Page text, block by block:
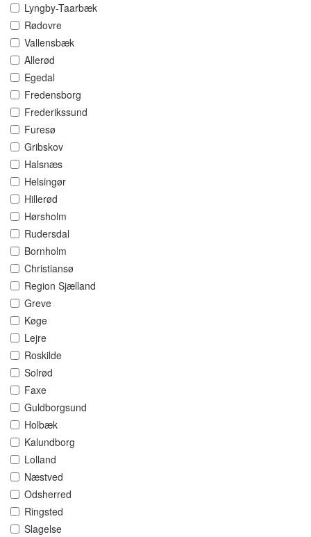
Lyngby-Taarbæk
Rødovre
Vallensbæk
Allerød
Egedal
Fredensborg
Frederikssund
Furesø
Gribskov
Halsnæs
Helsingør
Hillerød
Hørsholm
Rudersdal
Bornholm
Christiansø
Region Sjælland
Greve
Køge
Lejre
Roskilde
Solrød
Faxe
Guldborgsund
Holbæk
Kalundborg
Lolland
Næstved
Odsherred
Ringsted
Slagelse